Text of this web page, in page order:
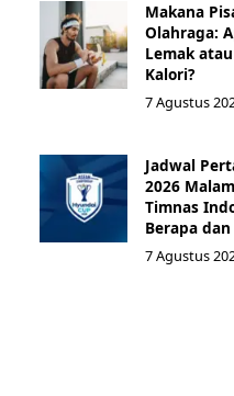
Makana
Olahraga:
Lemak
Kalori?
7 Agustus
Jadwal
2026
Timnas
Berapa
7 Agustus